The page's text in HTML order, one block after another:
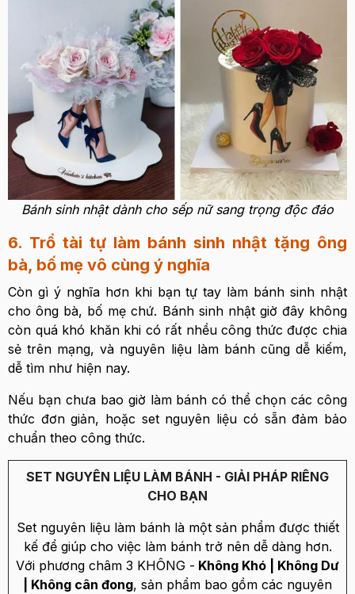
Bánh sinh nhật dành cho sếp nữ sang trọng độc đáo
6. Trổ tài tự làm bánh sinh nhật tặng ông
bà, bố mẹ vô cùng ý nghĩa
Còn gì ý nghĩa hơn khi bạn tự tay làm bánh sinh nhật
cho ông bà, bố mẹ chứ. Bánh sinh nhật giờ đây không
còn quá khó khăn khi có rất nhều công thức được chia
sẻ trên mạng, và nguyên liệu làm bánh cũng dễ kiếm,
dễ tìm như hiện nay.
Nếu bạn chưa bao giờ làm bánh có thể chọn các công
thức đơn giản, hoặc set nguyên liệu có sẵn đảm bảo
chuẩn theo công thức.
SET NGUYÊN LIỆU LÀM BÁNH - GIẢI PHÁP RIÊNG
CHO BẠN
Set nguyên liệu làm bánh là một sản phẩm được thiết
kế để giúp cho việc làm bánh trở nên dễ dàng hơn.
Với phương châm 3 KHÔNG - Không Khó | Không Dư
| Không cân đong, sản phẩm bao gồm các nguyên